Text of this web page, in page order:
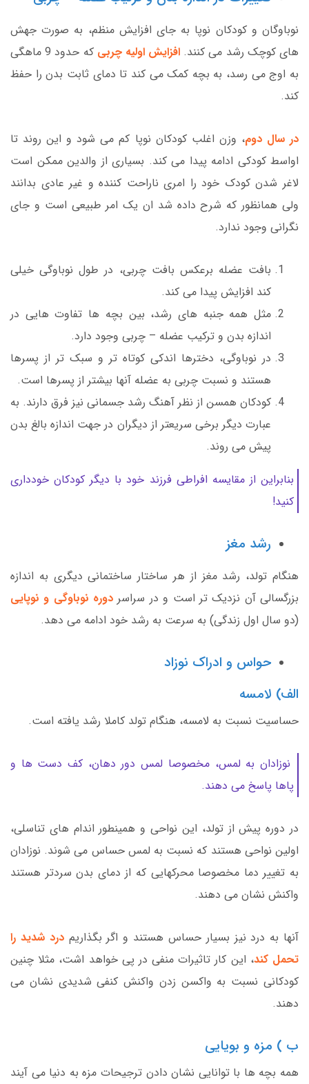
نوباوگان و کودکان نوپا به جای افزایش منظم، به صورت جهش
های کوچک رشد می کنند. افزایش اولیه چربی
که حدود 9 ماهگی
به اوج می رسد، به بچه کمک می کند تا دمای ثابت بدن را حفظ
کند.
در سال دوم، وزن اغلب کودکان نوپا کم می شود و این روند تا
اواسط کودکی ادامه پیدا می کند. بسیاری از والدین ممکن است
لاغر شدن کودک خود را امری ناراحت کننده و غیر عادی بدانند
ولی همانظور که شرح داده شد ان یک امر طبیعی است و جای
نگرانی وجود ندارد.
بافت عضله برعکس بافت چربی، در طول نوباوگی خیلی
کند افزایش پیدا می کند.
مثل همه جنبه های رشد، بین بچه ها تفاوت هایی در
اندازه بدن و ترکیب عضله – چربی وجود دارد.
در نوباوگی، دخترها اندکی کوتاه تر و سبک تر از پسرها
هستند و نسبت چربی به عضله آنها بیشتر از پسرها است.
کودکان همسن از نظر آهنگ رشد جسمانی نیز فرق دارند. به
عبارت دیگر برخی سریعتر از دیگران در جهت اندازه بالغ بدن
پیش می روند.
بنابراین از مقایسه افراطی فرزند خود با دیگر کودکان خودداری
کنید!
رشد مغز
هنگام تولد، رشد مغز از هر ساختار ساختمانی دیگری به اندازه
بزرگسالی آن نزدیک تر است و در سراسر دوره نوباوگی و نوپایی
(دو سال اول زندگی) به سرعت به رشد خود ادامه می دهد.
حواس و ادراک نوزاد
الف) لامسه
حساسیت نسبت به لامسه، هنگام تولد کاملا رشد یافته است.
نوزادان به لمس، مخصوصا لمس دور دهان، کف دست ها و
پاها پاسخ می دهند.
در دوره پیش از تولد، این نواحی و همینطور اندام های تناسلی،
اولین نواحی هستند که نسبت به لمس حساس می شوند. نوزادان
به تغییر دما مخصوصا محرکهایی که از دمای بدن سردتر هستند
واکنش نشان می دهند.
آنها به درد نیز بسیار حساس هستند و اگر بگذاریمدرد شدید را
تحمل کند، این کار تاثیرات منفی در پی خواهد اشت، مثلا چنین
کودکانی نسبت به واکسن زدن واکنش کنفی شدیدی نشان می
دهند.
ب ) مزه و بویایی
همه بچه ها با توانایی نشان دادن ترجیحات مزه به دنیا می آیند